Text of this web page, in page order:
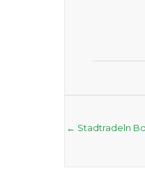
Posts
← Stadtradeln